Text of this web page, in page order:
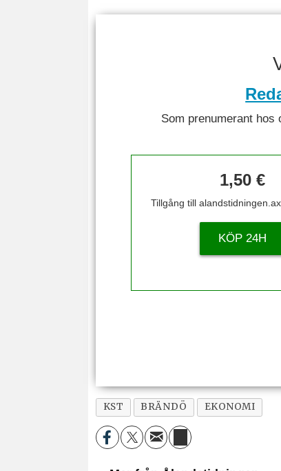
Som prenumerant
1,50 €
Tillgång till
KÖP 24H
KST BRÄNDÖ EKONOMI